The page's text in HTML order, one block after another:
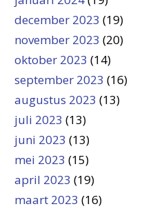
december 2023 (19)
november 2023 (20)
oktober 2023 (14)
september 2023 (16)
augustus 2023 (13)
juli 2023 (13)
juni 2023 (13)
mei 2023 (15)
april 2023 (19)
maart 2023 (16)